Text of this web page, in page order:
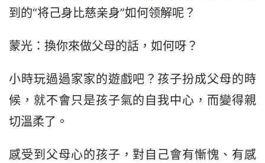
到的“将己身比慈亲身”如何领解呢？
蒙光：換你來做父母的話，如何呀？
小時玩過過家家的遊戲吧？孩子扮成父母的時
候，就不會只是孩子氣的自我中心，而變得親
切溫柔了。
感受到父母心的孩子，對自己會有慚愧、有感